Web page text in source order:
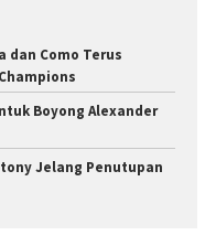
dan Como Terus
Boyong Alexander
Jelang Penutupan